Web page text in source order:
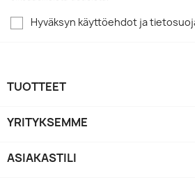
Hyväksyn käyttöehdot ja
TUOTTEET
YRITYKSEMME
ASIAKASTILI